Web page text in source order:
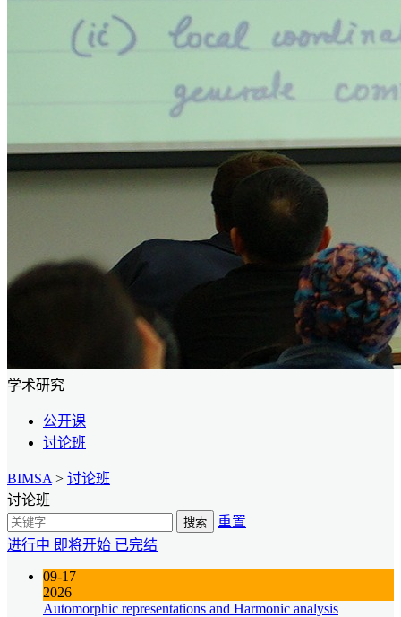
学术研究
公开课
讨论班
BIMSA > 讨论班
讨论班
搜索
重置
进行中 即将开始 已完结
09-17
2026
Automorphic representations and Harmonic analysis